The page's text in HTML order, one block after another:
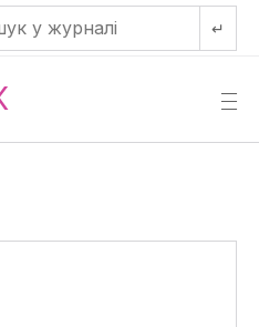
↵
—
—
—